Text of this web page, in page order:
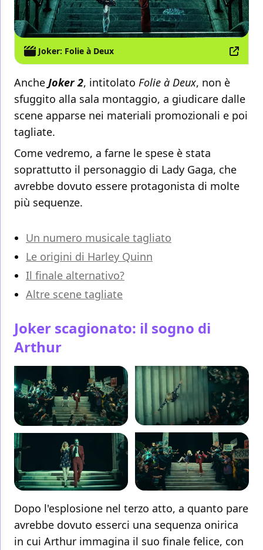
Joker: Folie à Deux
Anche Joker 2, intitolato Folie à Deux, non è
sfuggito alla sala montaggio, a giudicare dalle
scene apparse nei materiali promozionali e poi
tagliate.
Come vedremo, a farne le spese è stata
soprattutto il personaggio di Lady Gaga, che
avrebbe dovuto essere protagonista di molte
più sequenze.
Un numero musicale tagliato
Le origini di Harley Quinn
Il finale alternativo?
Altre scene tagliate
Joker scagionato: il sogno di
Arthur
Dopo l'esplosione nel terzo atto, a quanto pare
avrebbe dovuto esserci una sequenza onirica
in cui Arthur immagina il suo finale felice, con